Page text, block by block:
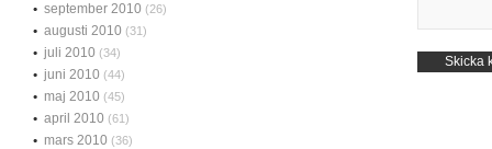
september 2010 (26)
augusti 2010 (31)
juli 2010 (34)
juni 2010 (44)
maj 2010 (45)
april 2010 (61)
mars 2010 (36)